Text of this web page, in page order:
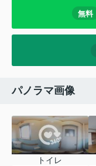
無料
パノラマ画像
トイレ